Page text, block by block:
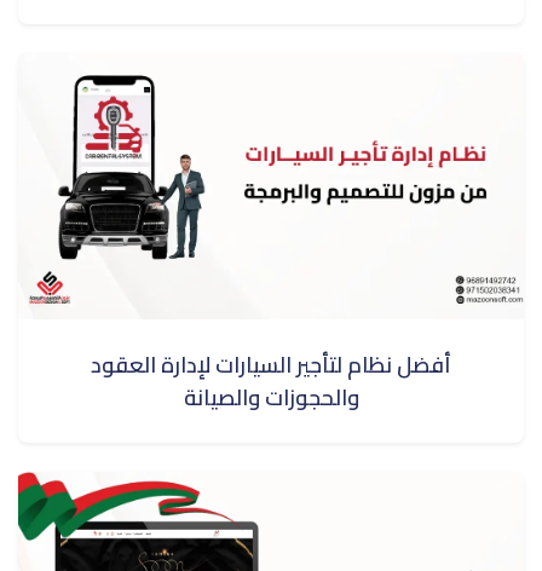
أفضل نظام لتأجير السيارات لإدارة العقود
والحجوزات والصيانة